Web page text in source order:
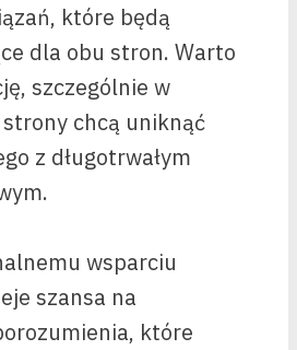
które będą
dla obu stron. Warto
szczególnie w
chcą uniknąć
z długotrwałym
wsparciu
szansa na
które